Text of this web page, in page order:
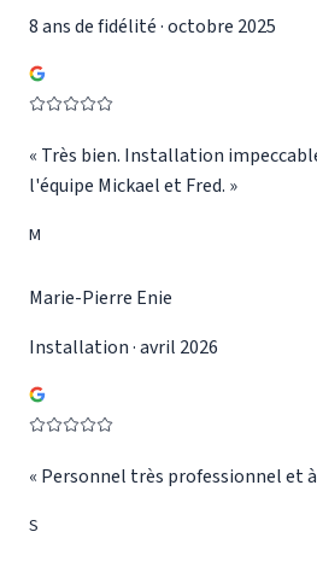
8 ans de fidélité · octobre 2025
« Très bien. Installation
l'équipe Mickael et Fred. »
M
Marie-Pierre Enie
Installation · avril 2026
« Personnel très professionnel et à
S